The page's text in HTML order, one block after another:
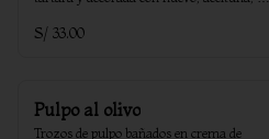
S/ 33.00
Pulpo al olivo
Trozos de pulpo bañados en crema de